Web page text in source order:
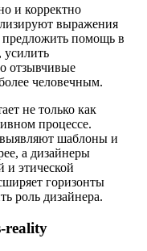
и корректно
выражения
помощь в
усилить
отзывчивые
человечным.
не только как
процессе.
шаблоны и
а дизайнеры
и этической
горизонты
роль дизайнера.